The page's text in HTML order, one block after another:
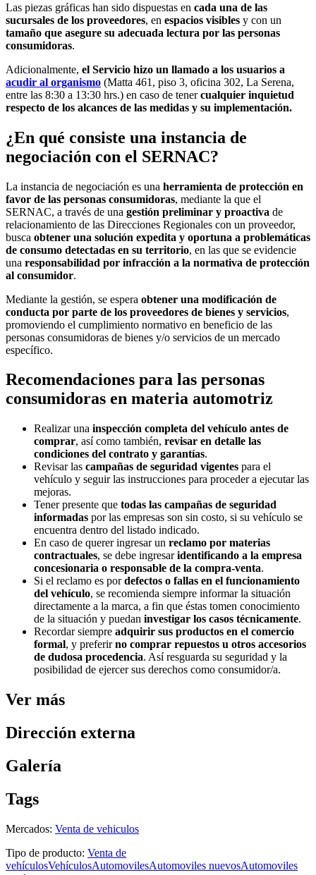
Las piezas gráficas han sido dispuestas en cada una de las
sucursales de los proveedores, en espacios visibles y con un
tamaño que asegure su adecuada lectura por las personas
consumidoras.
Adicionalmente, el Servicio hizo un llamado a los usuarios a
acudir al organismo (Matta 461, piso 3, oficina 302, La Serena,
entre las 8:30 a 13:30 hrs.) en caso de tenercualquier inquietud
respecto de los alcances de las medidas y su implementación.
¿En qué consiste una instancia de
negociación con el SERNAC?
La instancia de negociación es una herramienta de protección en
favor de las personas consumidoras, mediante la que el
SERNAC, a través de una gestión preliminar y proactiva de
relacionamiento de las Direcciones Regionales con un proveedor,
busca obtener una solución expedita y oportuna a problemáticas
de consumo detectadas en su territorio, en las que se evidencie
una responsabilidad por infracción a la normativa de protección
al consumidor.
Mediante la gestión, se espera obtener una modificación de
conducta por parte de los proveedores de bienes y servicios,
promoviendo el cumplimiento normativo en beneficio de las
personas consumidoras de bienes y/o servicios de un mercado
específico.
Recomendaciones para las personas
consumidoras en materia automotriz
Realizar una inspección completa del vehículo antes de
comprar, así como también, revisar en detalle las
condiciones del contrato y garantías.
Revisar las campañas de seguridad vigentes para el
vehículo y seguir las instrucciones para proceder a ejecutar las
mejoras.
Tener presente que todas las campañas de seguridad
informadas por las empresas son sin costo, si su vehículo se
encuentra dentro del listado indicado.
En caso de querer ingresar un reclamo por materias
contractuales, se debe ingresaridentificando a la empresa
concesionaria o responsable de la compra-venta.
Si el reclamo es pordefectos o fallas en el funcionamiento
del vehículo, se recomienda siempre informar la situación
directamente a la marca, a fin que éstas tomen conocimiento
de la situación y puedan investigar los casos técnicamente.
Recordar siempre adquirir sus productos en el comercio
formal, y preferirno comprar repuestos u otros accesorios
de dudosa procedencia. Así resguarda su seguridad y la
posibilidad de ejercer sus derechos como consumidor/a.
Ver más
Dirección externa
Galería
Tags
Mercados: Venta de vehiculos
Tipo de producto: Venta de
vehículosVehículosAutomovilesAutomoviles nuevosAutomoviles